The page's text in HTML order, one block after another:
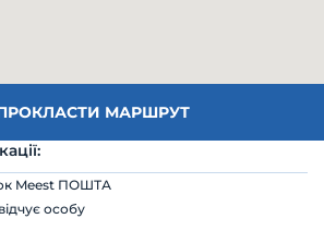
МАРШРУТ
Meest ПОШТА
особу